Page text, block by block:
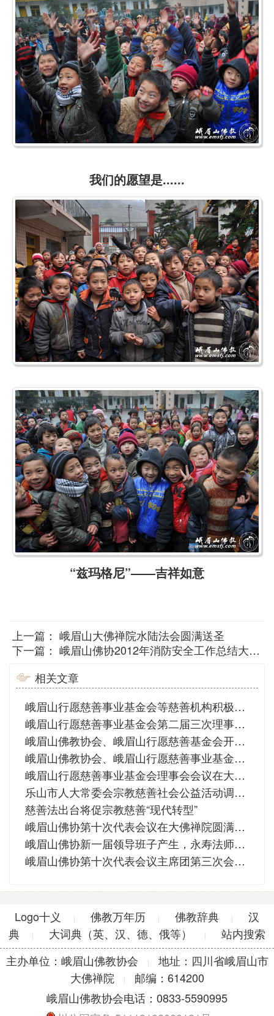
我们的愿望是......
“兹玛格尼”——吉祥如意
上一篇： 峨眉山大佛禅院水陆法会圆满送圣
下一篇： 峨眉山佛协2012年消防安全工作总结大会在峨眉山大佛禅院召开
相关文章
峨眉山行愿慈善事业基金会等慈善机构积极救助8.18乐山洪灾受灾群众
峨眉山行愿慈善事业基金会第二届三次理事会议在大佛禅院召开
峨眉山佛教协会、峨眉山行愿慈善基金会开展2020新春慰问活动
峨眉山佛教协会、峨眉山行愿慈善事业基金会赴马边县开展助困扶贫活动
峨眉山行愿慈善事业基金会理事会会议在大佛禅院召开
乐山市人大常委会宗教慈善社会公益活动调研组赴峨眉山调研
慈善法出台将促宗教慈善“现代转型”
峨眉山佛协第十次代表会议在大佛禅院圆满闭幕
峨眉山佛协新一届领导班子产生，永寿法师再次当选会长
峨眉山佛协第十次代表会议主席团第三次会议召开
Logo十义 | 佛教万年历 | 佛教辞典 |
汉
典
| 大词典（英、汉、德、俄等） |
站内搜索
主办单位：峨眉山佛教协会
|
地址：四川省峨眉山市
大佛禅院
|
邮编：614200
峨眉山佛教协会电话：0833-5590995